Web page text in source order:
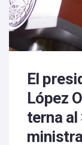
El
López
terna al